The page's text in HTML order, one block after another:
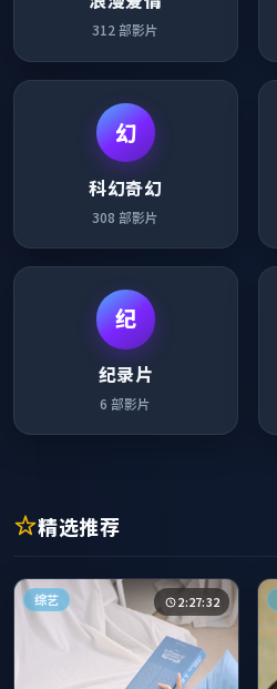
312 部影片
幻
科幻奇幻
308 部影片
纪
纪录片
6 部影片
精选推荐
综艺 2:27:32